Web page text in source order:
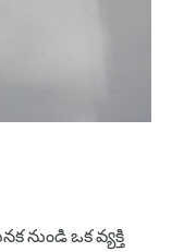
నుండి ఒక వ్యక్తి